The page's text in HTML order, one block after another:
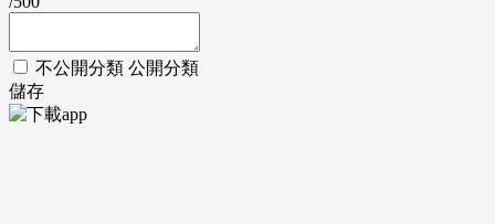
不公開分類 公開分類
儲存